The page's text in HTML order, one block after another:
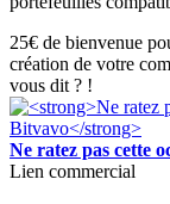
25€ de bienvenue
création de votre
vous dit ? !
Ne ratez pas cette
Lien commercial